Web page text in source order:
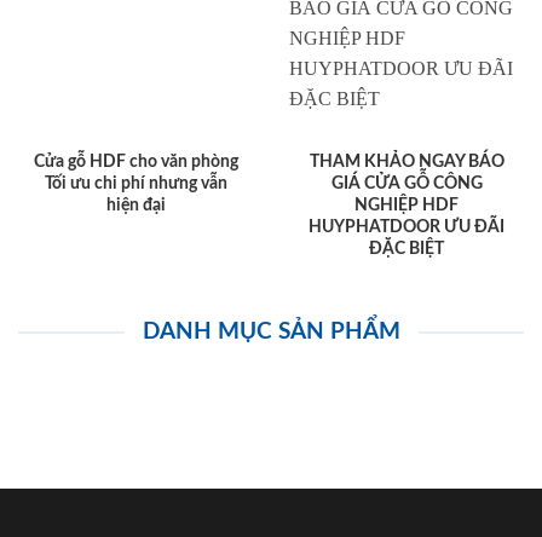
Cửa gỗ HDF cho văn phòng
Tối ưu chi phí nhưng vẫn
hiện đại
THAM KHẢO NGAY BÁO
GIÁ CỬA GỖ CÔNG
NGHIỆP HDF
HUYPHATDOOR ƯU ĐÃI
ĐẶC BIỆT
DANH MỤC SẢN PHẨM